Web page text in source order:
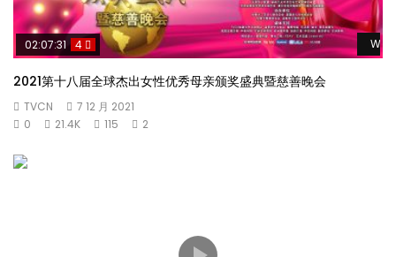
02:07:31 4
2021第十八届全球杰出女性优秀母亲颁奖盛典暨慈善晚会
TVCN
7 12 月 2021
0
21.4K 115 2